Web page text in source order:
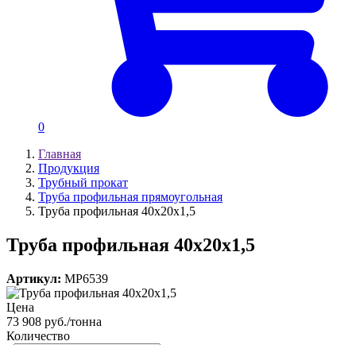
0
Главная
Продукция
Трубный прокат
Труба профильная прямоугольная
Труба профильная 40х20х1,5
Труба профильная 40х20х1,5
Артикул: MP6539
Цена
73 908 руб./тонна
Количество